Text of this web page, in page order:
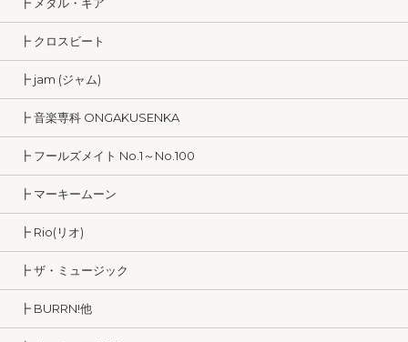
┣ クロスビート
┣ jam (ジャム)
┣ 音楽専科 ONGAKUSENKA
┣ フールズメイト No.1～No.100
┣ マーキームーン
┣ Rio(リオ)
┣ ザ・ミュージック
┣ BURRN!他